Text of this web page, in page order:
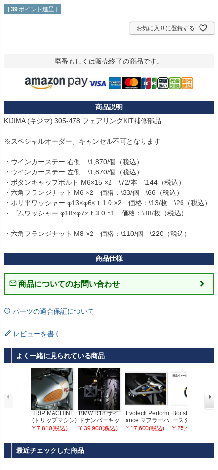
[ 39 ポイント進呈 ]
お気に入りに登録する
廃番もしくは販売終了の商品です。
KIJIMA (キジマ) 305-478 フェアリングKIT補修部品
※スペシャルオーダー、キャンセル不可となります
・ウインカーステー 右側　\1,870/個（税込）
・ウインカーステー 左側　\1,870/個（税込）
・ボタンキャップボルト M6×15 ×2　\72/本　\144（税込）
・六角フランジナット M6 ×2　価格：\33/個　\66（税込）
・ポリ平ワッシャー φ13×φ6×ｔ1.0 ×2　価格：\13/枚　\26（税込）
・ゴムワッシャー φ18×φ7×ｔ3.0 ×1　価格：\88/枚（税込）
・六角フランジナット M8 ×2　価格：\110/個　\220（税込）
商品についてのお問い合わせ
パーツの適合保証について
レビューを書く
よく一緒に見られている商品
TRIP MACHINE
(トリップマシン)
タンクパッド ミ
ニ レザー ダイヤ
ージタン 汎用
¥ 7,810(税込)
BMW R18 サイ
ドナンバーキッ
ト ブラック FCR
オリジナル
¥ 39,900(税込)
Evotech Perform
ance マフラーハ
ンガー/ブランキ
ングプレートキ
¥ 17,600(税込)
BoosterPlug (ブ
ースタープラグ)
KAWASAKI Z10
00SX (NINJA 10
¥ 25,400(税込)
最近チェックした商品